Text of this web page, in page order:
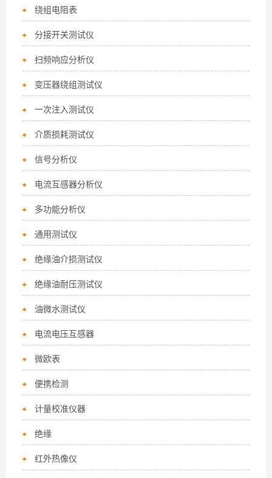
绕组电阻表
分接开关测试仪
扫频响应分析仪
变压器绕组测试仪
一次注入测试仪
介质损耗测试仪
信号分析仪
电流互感器分析仪
多功能分析仪
通用测试仪
绝缘油介损测试仪
绝缘油耐压测试仪
油微水测试仪
电流电压互感器
微欧表
便携检测
计量校准仪器
绝缘
红外热像仪